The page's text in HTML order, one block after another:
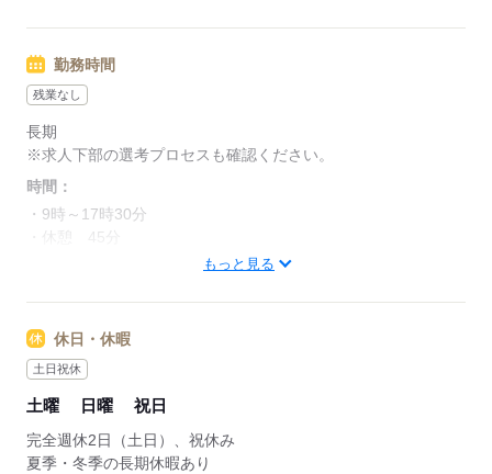
■交通費全額支給
■定期健診
■作業服貸与
■産前、産後・育休制度
■慶弔見舞金
※各規定あり
応募する
⇒ガソリン代は距離換算で支給致します。（規定あり）
勤務時間
残業なし
長期
※求人下部の選考プロセスも確認ください。
時間：
・9時～17時30分
・休憩 45分
もっと見る
休日・休暇
土日祝休
土曜 日曜 祝日
完全週休2日（土日）、祝休み
夏季・冬季の長期休暇あり